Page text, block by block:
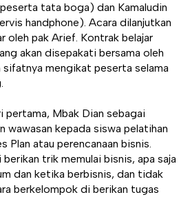
tata boga) dan Kamaludin
handphone). Acara dilanjutkan
oleh pak Arief. Kontrak belajar
akan disepakati bersama oleh
mengikat peserta selama
pertama, Mbak Dian sebagai
wawasan kepada siswa pelatihan
Plan atau perencanaan bisnis.
trik memulai bisnis, apa saja
dan ketika berbisnis, dan tidak
berkelompok di berikan tugas